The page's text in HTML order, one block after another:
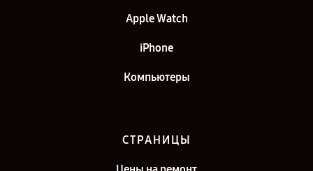
Apple Watch
iPhone
Компьютеры
СТРАНИЦЫ